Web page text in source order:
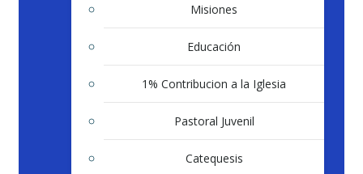
Misiones
Educación
1% Contribucion a la Iglesia
Pastoral Juvenil
Catequesis